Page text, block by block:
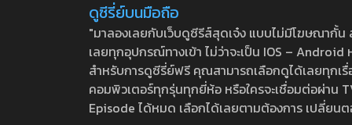
ดูซีรี่ย์บนมือถือ
"มาลองเลยกับเว็บดูซีรีส์สุดเจ๋ง แบบไม่มีโฆษณากั้
เลยทุกอุปกรณ์ทางเข้า ไม่ว่าจะเป็น IOS –
สำหรับการดูซีรี่ย์ฟรี คุณสามารถเลือกดูได้เลยทุกเ
คอมพิวเตอร์ทุกรุ่นทุกยี่ห้อ หรือใครจะเชื่อมต่อผ่าน
Episode ได้หมด เลือกได้เลยตามต้องการ เปลี่ยน